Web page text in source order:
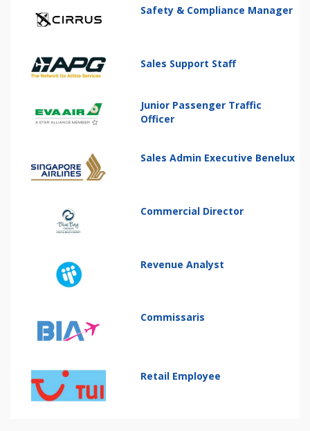
Safety & Compliance Manager
Sales Support Staff
Junior Passenger Traffic
Officer
Sales Admin Executive Benelux
Commercial Director
Revenue Analyst
Commissaris
Retail Employee